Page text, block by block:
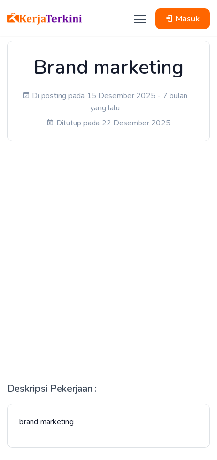
Masuk
Brand marketing
Di posting pada 15 Desember 2025 - 7 bulan
yang lalu
Ditutup pada 22 Desember 2025
Deskripsi Pekerjaan :
brand marketing